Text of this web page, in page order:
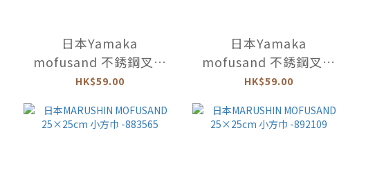
日本Yamaka
mofusand 不銹鋼叉子
-餅乾 -MFS13-851
HK$59.00
日本Yamaka
mofusand 不銹鋼叉子
-甜甜圈 -MFS12-851
HK$59.00